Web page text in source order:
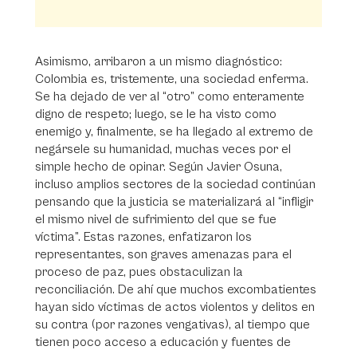
Asimismo, arribaron a un mismo diagnóstico:
Colombia es, tristemente, una sociedad enferma.
Se ha dejado de ver al “otro” como enteramente
digno de respeto; luego, se le ha visto como
enemigo y, finalmente, se ha llegado al extremo de
negársele su humanidad, muchas veces por el
simple hecho de opinar. Según Javier Osuna,
incluso amplios sectores de la sociedad continúan
pensando que la justicia se materializará al “infligir
el mismo nivel de sufrimiento del que se fue
víctima”. Estas razones, enfatizaron los
representantes, son graves amenazas para el
proceso de paz, pues obstaculizan la
reconciliación. De ahí que muchos excombatientes
hayan sido víctimas de actos violentos y delitos en
su contra (por razones vengativas), al tiempo que
tienen poco acceso a educación y fuentes de